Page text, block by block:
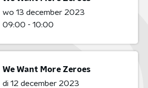
wo 13 december 2023
09:00 - 10:00
We Want More Zeroes
di 12 december 2023